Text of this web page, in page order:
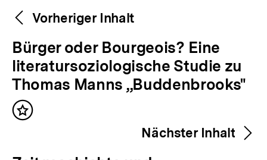
Weitere
Inhalte
Content-
Navigation
Vorheriger Inhalt
V
o
r
h
e
Bürger oder Bourgeois? Eine
literatursoziologische Studie zu
Thomas Manns „Buddenbrooks"
Inhalt
Nächster Inhalt